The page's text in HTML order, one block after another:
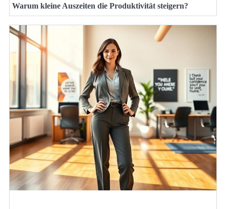
Warum kleine Auszeiten die Produktivität steigern?